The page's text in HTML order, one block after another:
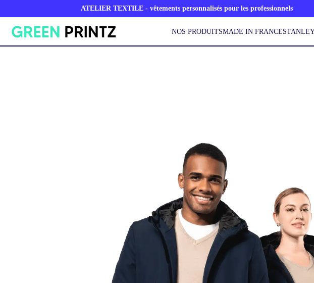
ATELIER TEXTILE - vêtements personnalisés pour les professionnels
NOS PRODUITSMADE IN FRANCE